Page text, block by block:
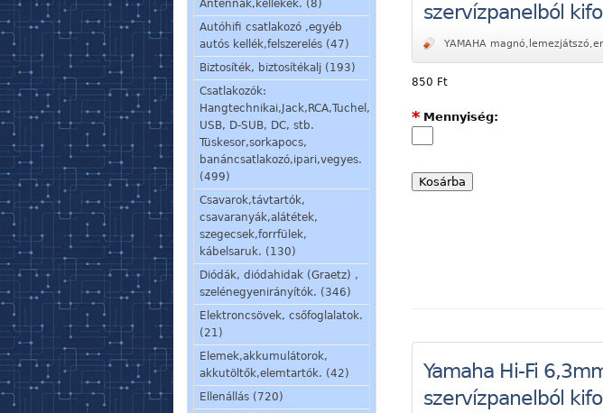
Antennák,kellékek. (8)
Autóhifi csatlakozó ,egyéb
autós kellék,felszerelés (47)
Biztosíték, biztosítékalj (193)
Csatlakozók:
Hangtechnikai,Jack,RCA,Tuchel,
USB, D-SUB, DC, stb.
Tüskesor,sorkapocs,
banáncsatlakozó,ipari,vegyes.
(499)
Csavarok,távtartók,
csavaranyák,alátétek,
szegecsek,forrfülek,
kábelsaruk. (130)
Diódák, diódahidak (Graetz) ,
szelénegyenirányítók. (346)
Elektroncsövek, csőfoglalatok.
(21)
Elemek,akkumulátorok,
akkutöltők,elemtartók. (42)
Ellenállás (720)
szervízpanelból
YAMAHA
850 Ft
Mennyiség:
*
Yamaha Hi-Fi
szervízpanelból